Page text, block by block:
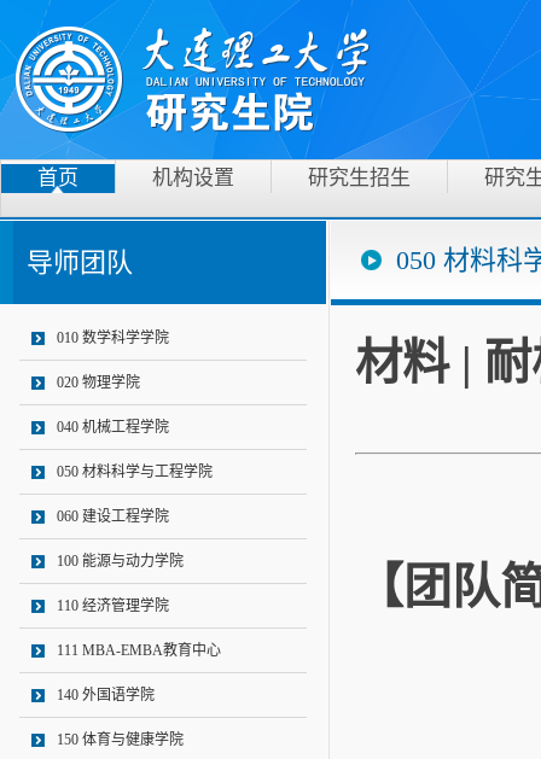
首页 机构设置 研究生招生 研究
导师团队
010 数学科学学院
020 物理学院
040 机械工程学院
050 材料科学与工程学院
060 建设工程学院
100 能源与动力学院
110 经济管理学院
111 MBA-EMBA教育中心
140 外国语学院
150 体育与健康学院
050 材料科
材料 |
【团队